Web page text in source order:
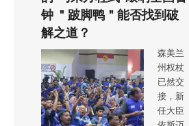
钟 ＂跛脚鸭＂能否找到破
解之道？
森美兰
州权杖
已然交
接，新
任大臣